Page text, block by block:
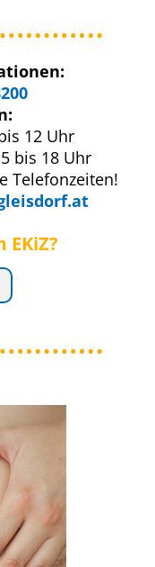
12 Uhr
bis 18 Uhr
Telefonzeiten!
EKiZ?